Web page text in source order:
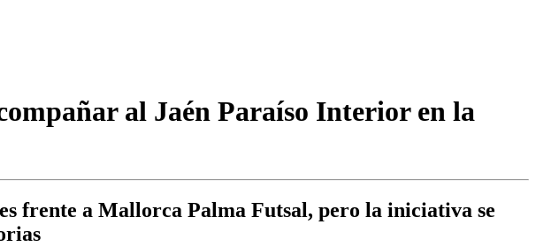
al Jaén Paraíso Interior en la
frente a Mallorca Palma Futsal, pero la iniciativa se